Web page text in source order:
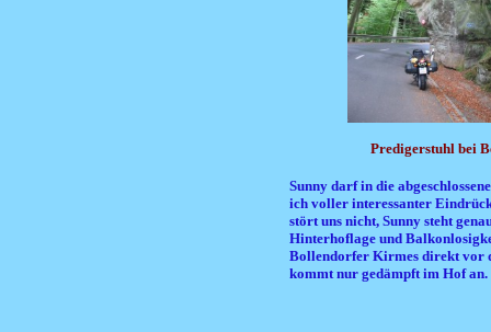
Predigerstuhl bei
Sunny darf in die
ich voller interessanter
stört uns nicht, Sunny steht
Hinterhoflage und
Bollendorfer Kirmes direkt vor
kommt nur gedämpft im Hof an.